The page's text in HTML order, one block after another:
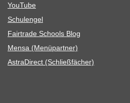
You­Tube
Schul­en­gel
Fair­trade Schools Blog
Mensa (Menü­part­ner)
Astra­Di­rect (Schließ­fä­cher)